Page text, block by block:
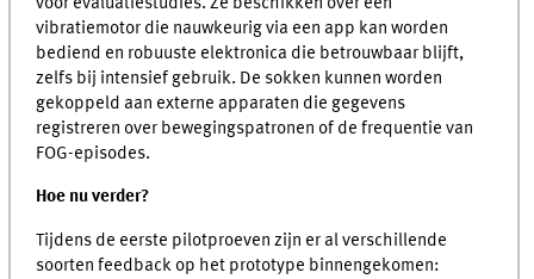
vibratiemotor die nauwkeurig via een app kan worden
bediend en robuuste elektronica die betrouwbaar blijft,
zelfs bij intensief gebruik. De sokken kunnen worden
gekoppeld aan externe apparaten die gegevens
registreren over bewegingspatronen of de frequentie van
FOG-episodes.
Hoe nu verder?
Tijdens de eerste pilotproeven zijn er al verschillende
soorten feedback op het prototype binnengekomen: